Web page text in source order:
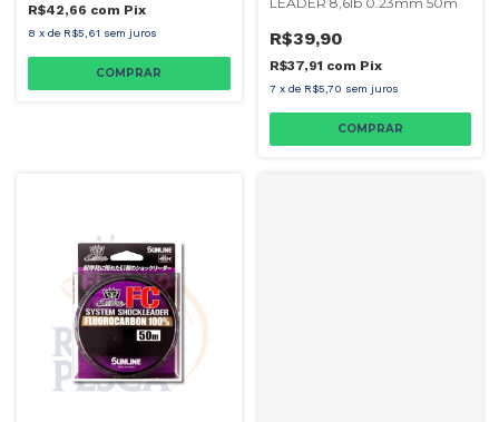
R$42,66 com Pix
8 x de R$5,61 sem juros R$39,90
R$37,91 com Pix
7 x de R$5,70 sem juros